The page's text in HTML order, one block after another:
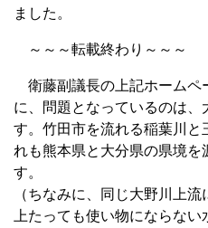
ました。
～～～転載終わり～～～
衛藤副議長の上記ホームペ
に、問題となっているのは
す。竹田市を流れる稲葉川
れも熊本県と大分県の県境
す。
（ちなみに、同じ大野川上
上たっても使い物にならな